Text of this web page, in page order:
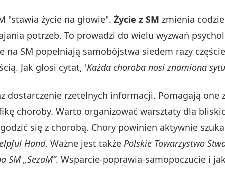
"stawia życie na głowie". Życie z SM zmienia
potrzeb. To prowadzi do wielu wyzwań
na SM popełniają samobójstwa siedem razy
Jak głosi cytat, 'Każda choroba nosi znamiona
dostarczenie rzetelnych informacji. Pomagają one
choroby. Warto organizować warsztaty dla
się z chorobą. Chory powinien aktywnie
Hand. Ważne jest także Polskie Towarzystwo
SM „SezaM”. Wsparcie-poprawia-samopoczucie i